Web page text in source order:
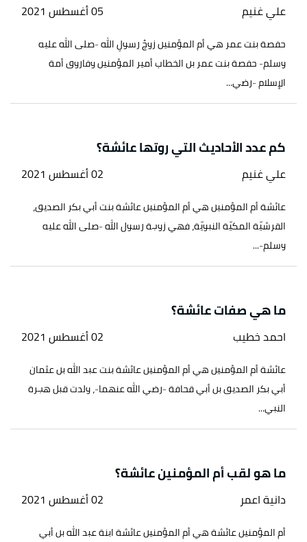
علي غنيم 05 أغسطس 2021
حفصة بنت عمر هي أم المؤمنين زوجُ رسولِ الله -صلى الله عليه
وسلم- حفصة بنت عمر بن الخطاب أمير المؤمنين وفاروق أمة
الإسلام -رضي...
كم عدد الأحاديث التي روتها عائشة؟
علي غنيم 02 أغسطس 2021
عائشة أم المؤمنين هي أم المؤمنين عائشة بنت أبي بكر الصديق،
القرشيّة المكيّة النبويّة، فهي زوجة رسول الله -صلى الله عليه
وسلم-...
ما هي صفات عائشة؟
احمد خطيب 02 أغسطس 2021
عائشة أم المؤمنين هي أم المؤمنين عائشة بنت عبد الله بن عثمان
أبي بكر الصديق بن أبي قحافة -رضي الله عنهما-، ولدت قبل هجرة
النبي...
ما هو لقب أم المؤمنين عائشة؟
دانية اعمر 02 أغسطس 2021
أم المؤمنين عائشة هي أم المؤمنين عائشة ابنة عبد الله بن أبي